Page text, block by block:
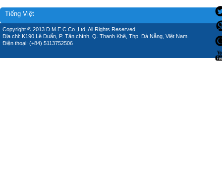
Tiếng Việt
Copyright © 2013 D.M.E.C Co.,Ltd, All Rights Reserved.
Địa chỉ: K190 Lê Duẩn, P. Tân chính, Q. Thanh Khê, Thp. Đà Nẵng, Việt Nam.
Điện thoại: (+84) 5113752506